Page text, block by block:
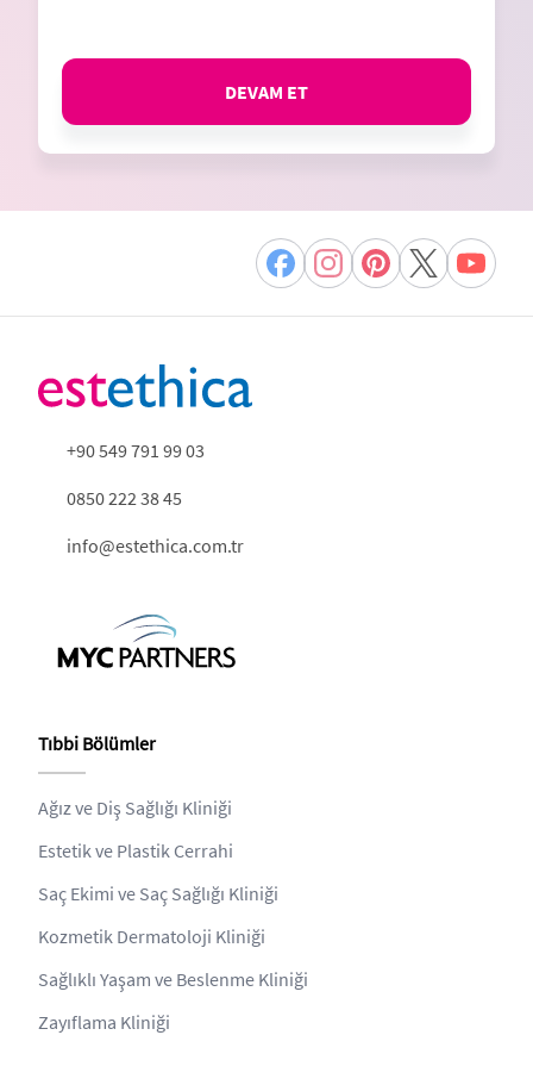
DEVAM ET
+90 549 791 99 03
0850 222 38 45
info@estethica.com.tr
Tıbbi Bölümler
Ağız ve Diş Sağlığı Kliniği
Estetik ve Plastik Cerrahi
Saç Ekimi ve Saç Sağlığı Kliniği
Kozmetik Dermatoloji Kliniği
Sağlıklı Yaşam ve Beslenme Kliniği
Zayıflama Kliniği